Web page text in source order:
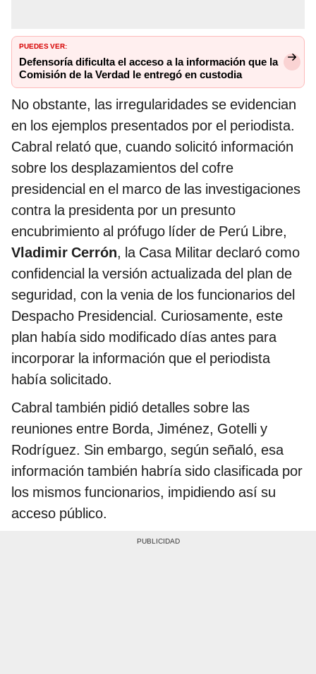
PUEDES VER:
Defensoría dificulta el acceso a la información que la
Comisión de la Verdad le entregó en custodia
No obstante, las irregularidades se evidencian
en los ejemplos presentados por el periodista.
Cabral relató que, cuando solicitó información
sobre los desplazamientos del cofre
presidencial en el marco de las investigaciones
contra la presidenta por un presunto
encubrimiento al prófugo líder de Perú Libre,
Vladimir Cerrón, la Casa Militar declaró como
confidencial la versión actualizada del plan de
seguridad, con la venia de los funcionarios del
Despacho Presidencial. Curiosamente, este
plan había sido modificado días antes para
incorporar la información que el periodista
había solicitado.
Cabral también pidió detalles sobre las
reuniones entre Borda, Jiménez, Gotelli y
Rodríguez. Sin embargo, según señaló, esa
información también habría sido clasificada por
los mismos funcionarios, impidiendo así su
acceso público.